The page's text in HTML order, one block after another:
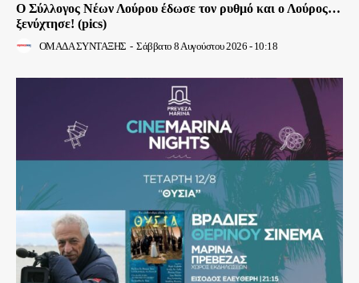
Ο Σύλλογος Νέων Λούρου έδωσε τον ρυθμό και ο Λούρος…
ξενύχτησε! (pics)
ΟΜΑΔΑ ΣΥΝΤΑΞΗΣ - Σάββατο 8 Αυγούστου 2026 - 10:18